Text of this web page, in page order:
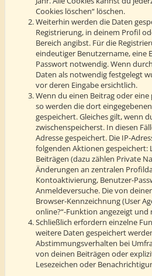
Cookies löschen“ löschen.
Weiterhin werden die Daten
Registrierung, in deinem Profil
Bereich angibst. Für die
eindeutiger Benutzername, eine
Passwort notwendig. Wenn
Daten als notwendig festgelegt
vor deren Eingabe ersichtlich.
Wenn du einen Beitrag oder
so werden die dort
gespeichert. Gleiches gilt, wenn
zwischenspeicherst. In diesen
Adresse gespeichert. Die IP-
folgenden Aktionen gespeichert:
Beiträgen (dazu zählen Private
Änderungen an zentralen
Kontoaktivierung, Benutzer-
Anmeldeversuche. Die von
Browser-Kennzeichnung (User
online?“-Funktion angezeigt
Schließlich erfordern einzelne
weitere Daten gespeichert
Abstimmungsverhalten bei
von deinen Beiträgen oder
Lesezeichen oder